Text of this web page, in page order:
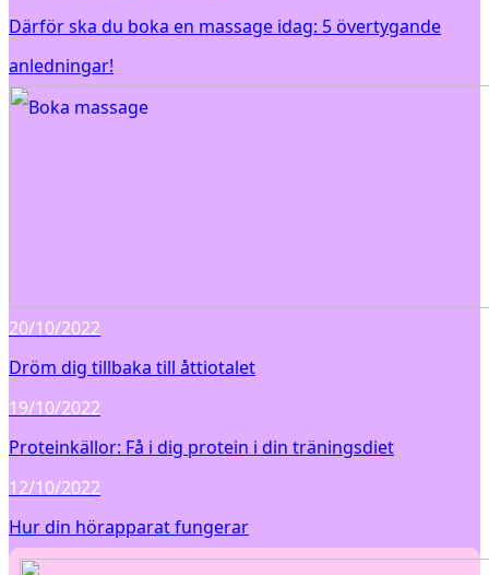
Därför ska du boka en massage idag: 5 övertygande
anledningar!
20/10/2022
Dröm dig tillbaka till åttiotalet
19/10/2022
Proteinkällor: Få i dig protein i din träningsdiet
12/10/2022
Hur din hörapparat fungerar